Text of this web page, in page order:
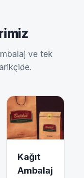
ve tek
Kağıt
Ambalaj